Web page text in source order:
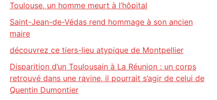
Toulouse, un homme meurt à l’hôpital
Saint-Jean-de-Védas rend hommage à son ancien
maire
découvrez ce tiers-lieu atypique de Montpellier
Disparition d’un Toulousain à La Réunion : un corps
retrouvé dans une ravine, il pourrait s’agir de celui de
Quentin Dumontier